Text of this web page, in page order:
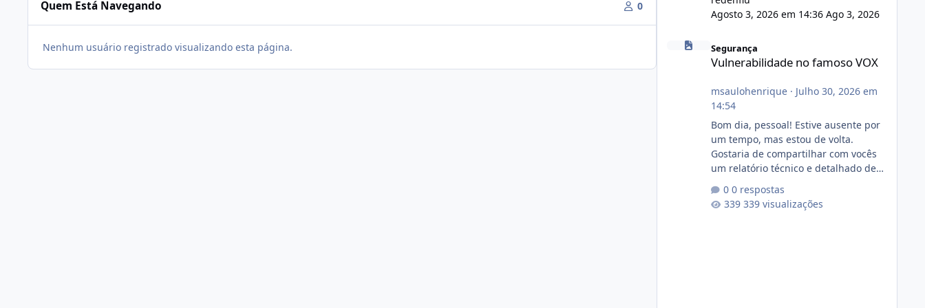
Quem Está Navegando 0
Nenhum usuário registrado visualizando esta página.
Agosto 3, 2026 em 14:36 Ago 3, 2026
Vulnerabilidade no famoso VOX
Segurança
Vulnerabilidade no famoso VOX
msaulohenrique· Julho 30, 2026 em
14:54
Bom dia, pessoal! Estive ausente por
um tempo, mas estou de volta.
Gostaria de compartilhar com vocês
um relatório técnico e detalhado de
conformidade referente
ao VOXPANEL (versão atualmente em
0 respostas
339 visualizações